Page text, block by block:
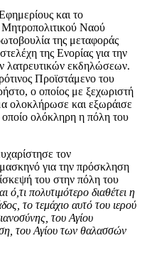
και το
Ναού
της μεταφοράς
της Ενορίας για την
λατρευτικών εκδηλώσεων.
Προϊστάμενο του
ο οποίος με ξεχωριστή
ολοκλήρωσε και εξωράισε
ολόκληρη η πόλη του
τον
για την πρόσκληση
του στην πόλη του
ό,τι πολυτιμότερο διαθέτει η
το τεμάχιο αυτό του ιερού
του Αγίου
του Αγίου των θαλασσών